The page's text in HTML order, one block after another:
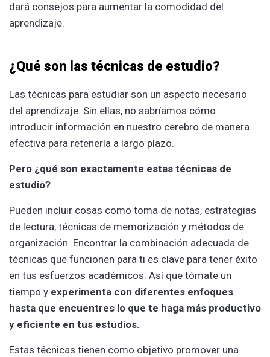
dará consejos para aumentar la comodidad del
aprendizaje.
¿Qué son las técnicas de estudio?
Las técnicas para estudiar son un aspecto necesario
del aprendizaje. Sin ellas, no sabríamos cómo
introducir información en nuestro cerebro de manera
efectiva para retenerla a largo plazo.
Pero ¿qué son exactamente estas técnicas de
estudio?
Pueden incluir cosas como toma de notas, estrategias
de lectura, técnicas de memorización y métodos de
organización. Encontrar la combinación adecuada de
técnicas que funcionen para ti es clave para tener éxito
en tus esfuerzos académicos. Así que tómate un
tiempo y experimenta con diferentes enfoques
hasta que encuentres lo que te haga más productivo
y eficiente en tus estudios.
Estas técnicas tienen como objetivo promover una